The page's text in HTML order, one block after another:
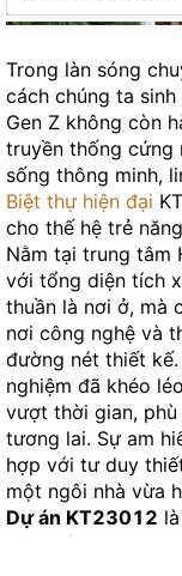
Trong làn sóng
cách chúng ta
Gen Z không còn
truyền thống cứng
sống thông minh,
Biệt thự hiện đại
cho thế hệ trẻ
Nằm tại trung tâm
với tổng diện tích
thuần là nơi ở, mà
nơi công nghệ và
đường nét thiết
nghiệm đã khéo
vượt thời gian,
tương lai. Sự am
hợp với tư duy
một ngôi nhà vừa
Dự án KT23012
được bố trí thông